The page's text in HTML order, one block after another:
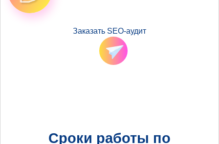
Заказать SEO-аудит
Сроки работы по